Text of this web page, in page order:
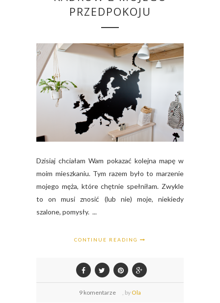
PRZEDPOKOJU
Dzisiaj chciałam Wam pokazać kolejna mapę w
moim mieszkaniu. Tym razem było to marzenie
mojego męża, które chętnie spełniłam. Zwykle
to on musi znosić (lub nie) moje, niekiedy
szalone, pomysły. ...
CONTINUE READING
9 komentarze , by Ola